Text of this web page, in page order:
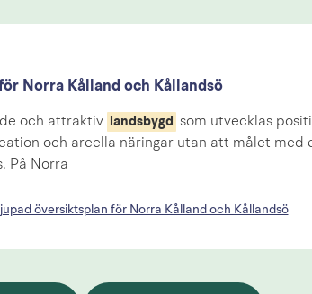
Norra Kålland och Kållandsö
och attraktiv landsbygd
som utvecklas
och areella näringar utan att målet med
På Norra
översiktsplan för Norra Kålland och Kållandsö